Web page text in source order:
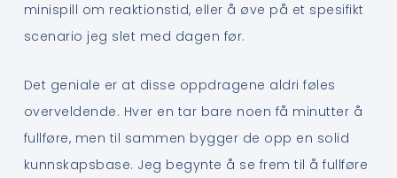
minispill om reaktionstid, eller å øve på et spesifikt
scenario jeg slet med dagen før.
Det geniale er at disse oppdragene aldri føles
overveldende. Hver en tar bare noen få minutter å
fullføre, men til sammen bygger de opp en solid
kunnskapsbase. Jeg begynte å se frem til å fullføre